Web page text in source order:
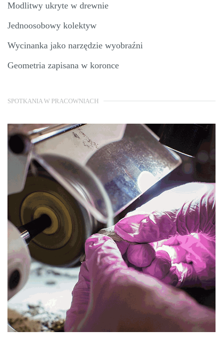
Modlitwy ukryte w drewnie
Jednoosobowy kolektyw
Wycinanka jako narzędzie wyobraźni
Geometria zapisana w koronce
SPOTKANIA W PRACOWNIACH